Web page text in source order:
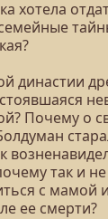
хотела
династии
Почему о
так и
с мамой
ее смерти?